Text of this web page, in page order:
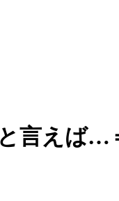
言えば…